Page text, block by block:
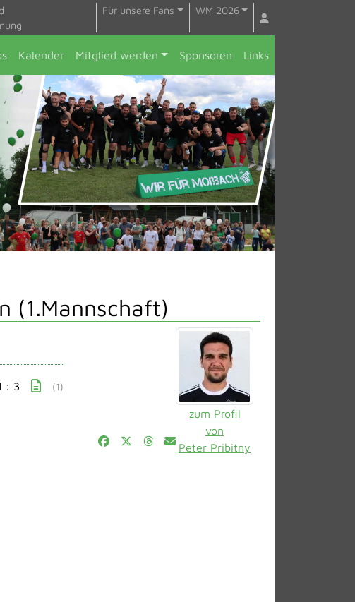
Für unsere Fans WM 2026
Kalender Mitglied werden Sponsoren Links
(1.Mannschaft)
zum Profil
von
Peter Pribitny
: 3 (1)